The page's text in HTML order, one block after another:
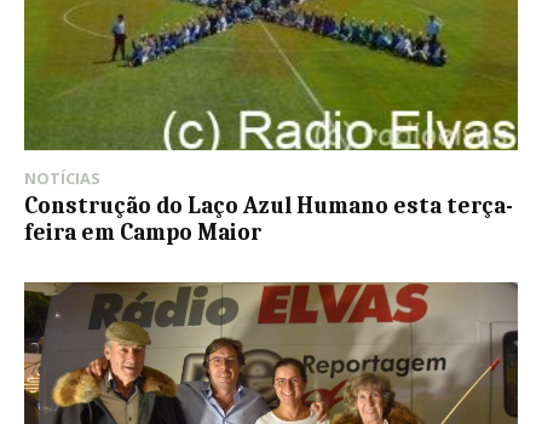
NOTÍCIAS
Construção do Laço Azul Humano esta terça-
feira em Campo Maior